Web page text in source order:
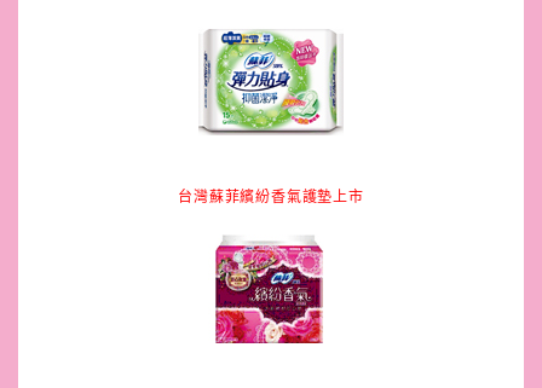
台灣蘇菲繽紛香氣護墊上市